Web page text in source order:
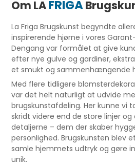
Om LAFRIGA
La Friga Brugskunst begyndte
inspirerende hjørne i vores
Dengang var formålet at give
efter nye gulve og gardiner,
et smukt og sammenhængende
Med flere tidligere
var det helt naturligt at udvide
brugskunstafdeling. Her kunne vi
skridt videre end de store linjer
detaljerne – dem der skaber
personlighed. Brugskunsten blev
samle hjemmets udtryk og gøre
unik.